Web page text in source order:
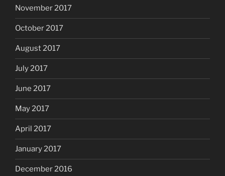
November 2017
October 2017
August 2017
July 2017
June 2017
May 2017
April 2017
January 2017
December 2016